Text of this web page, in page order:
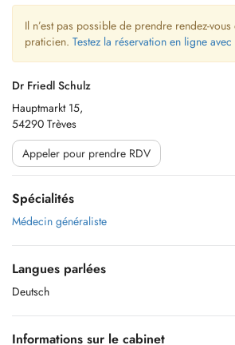
Il n’est pas possible de prendre rendez-
praticien. Testez la réservation en ligne
Dr Friedl Schulz
Hauptmarkt 15,
54290 Trèves
Appeler pour prendre RDV
Spécialités
Médecin généraliste
Langues parlées
Deutsch
Informations sur le cabinet